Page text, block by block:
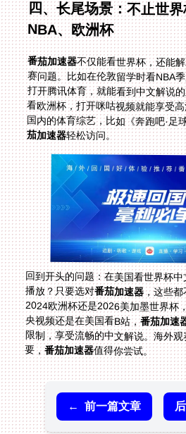
四、长尾场景：不止世
NBA、欧洲杯
番茄加速器不仅能看世界杯，还能
赛问题。比如在伦敦留学时看
打开腾讯体育，就能看到中文
看欧洲杯，打开咪咕视频就能
国内的体育综艺，比如《奔跑吧·足
茄加速器轻松访问。
回到开头的问题：在美国看世界杯
播放？只要选对番茄加速器，这些
2024欧洲杯还是
央视频还是在美国看B站，番茄加速
要，番茄加速器值得你尝试。
← 前一篇文章